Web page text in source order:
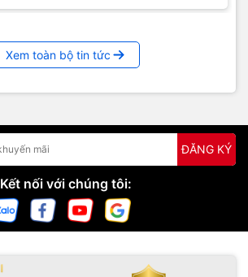
Xem toàn bộ tin tức
ĐĂNG KÝ
Kết nối với chúng tôi: